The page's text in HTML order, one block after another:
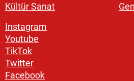
Kültür Sanat
Instagram
Youtube
TikTok
Twitter
Facebook